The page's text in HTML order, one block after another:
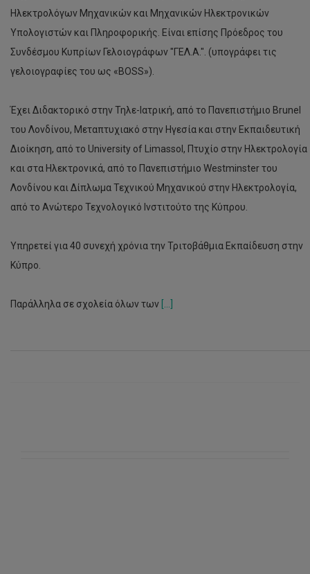
Ηλεκτρολόγων Μηχανικών και Μηχανικών Ηλεκτρονικών
Υπολογιστών και Πληροφορικής. Είναι επίσης Πρόεδρος του
Συνδέσμου Κυπρίων Γελοιογράφων "ΓΕΛ.Α.". (υπογράφει τις
γελοιογραφίες του ως «BOSS»).
Έχει Διδακτορικό στην Τηλε-Ιατρική, από το Πανεπιστήμιο Brunel
του Λονδίνου, Μεταπτυχιακό στην Ηγεσία και στην Εκπαιδευτική
Διοίκηση, από το University of Limassol, Πτυχίο στην Ηλεκτρολογία
και στα Ηλεκτρονικά, από το Πανεπιστήμιο Westminster του
Λονδίνου και Δίπλωμα Τεχνικού Μηχανικού στην Ηλεκτρολογία,
από το Ανώτερο Τεχνολογικό Ινστιτούτο της Κύπρου.
Υπηρετεί για 40 συνεχή χρόνια την Τριτοβάθμια Εκπαίδευση στην
Κύπρο.
Παράλληλα σε σχολεία όλων των